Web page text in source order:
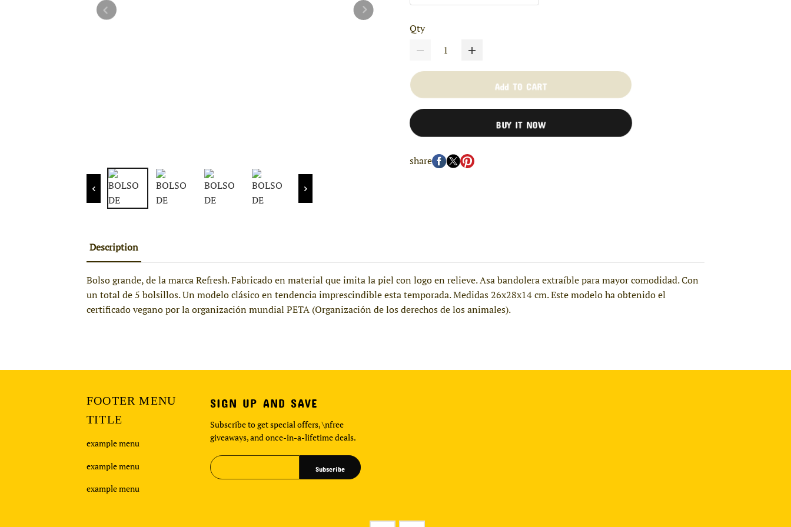
Qty
Add TO CART
BUY IT NOW
share
Description
Bolso grande, de la marca Refresh. Fabricado en material que imita la piel con logo en relieve. Asa bandolera extraíble para mayor comodidad. Con
un total de 5 bolsillos. Un modelo clásico en tendencia imprescindible esta temporada. Medidas 26x28x14 cm. Este modelo ha obtenido el
certificado vegano por la organización mundial PETA (Organización de los derechos de los animales).
FOOTER MENU
TITLE
example menu
example menu
example menu
SIGN UP AND SAVE
Subscribe to get special offers, \nfree
giveaways, and once-in-a-lifetime deals.
Subscribe